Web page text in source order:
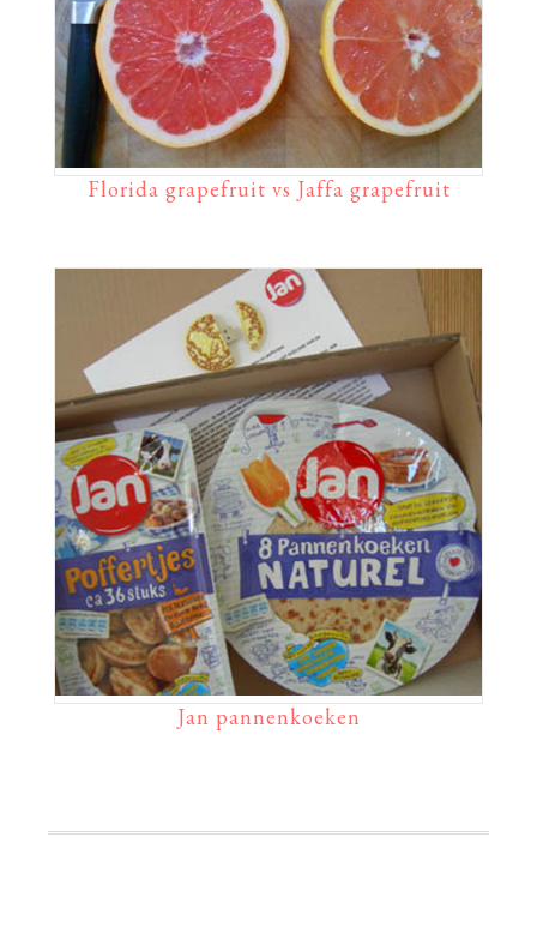
Florida grapefruit vs Jaffa grapefruit
Jan pannenkoeken